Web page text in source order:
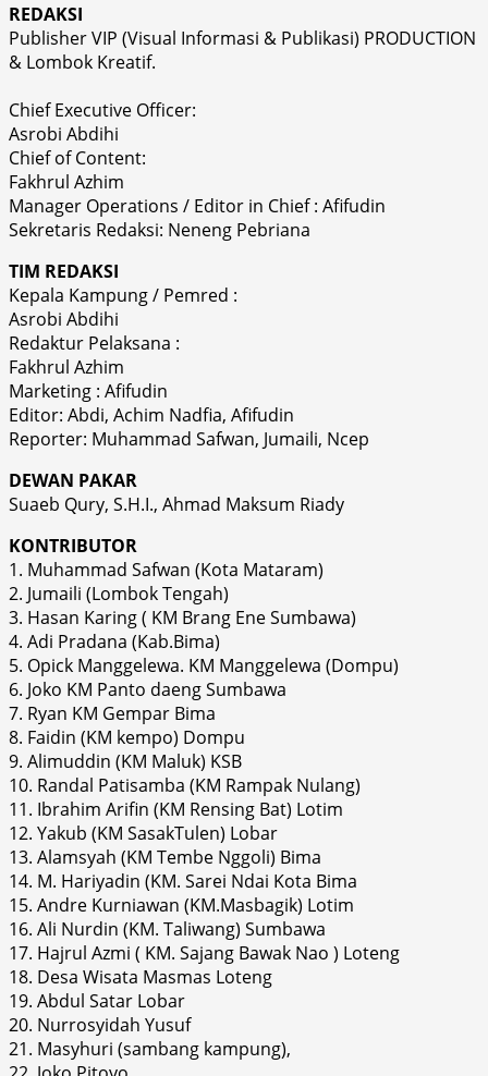
REDAKSI
Publisher VIP (Visual Informasi & Publikasi) PRODUCTION
& Lombok Kreatif.
Chief Executive Officer:
Asrobi Abdihi
Chief of Content:
Fakhrul Azhim
Manager Operations / Editor in Chief : Afifudin
Sekretaris Redaksi: Neneng Pebriana
TIM REDAKSI
Kepala Kampung / Pemred :
Asrobi Abdihi
Redaktur Pelaksana :
Fakhrul Azhim
Marketing : Afifudin
Editor: Abdi, Achim Nadfia, Afifudin
Reporter: Muhammad Safwan, Jumaili, Ncep
DEWAN PAKAR
Suaeb Qury, S.H.I., Ahmad Maksum Riady
KONTRIBUTOR
1. Muhammad Safwan (Kota Mataram)
2. Jumaili (Lombok Tengah)
3. Hasan Karing ( KM Brang Ene Sumbawa)
4. Adi Pradana (Kab.Bima)
5. Opick Manggelewa. KM Manggelewa (Dompu)
6. Joko KM Panto daeng Sumbawa
7. Ryan KM Gempar Bima
8. Faidin (KM kempo) Dompu
9. Alimuddin (KM Maluk) KSB
10. Randal Patisamba (KM Rampak Nulang)
11. Ibrahim Arifin (KM Rensing Bat) Lotim
12. Yakub (KM SasakTulen) Lobar
13. Alamsyah (KM Tembe Nggoli) Bima
14. M. Hariyadin (KM. Sarei Ndai Kota Bima
15. Andre Kurniawan (KM.Masbagik) Lotim
16. Ali Nurdin (KM. Taliwang) Sumbawa
17. Hajrul Azmi ( KM. Sajang Bawak Nao ) Loteng
18. Desa Wisata Masmas Loteng
19. Abdul Satar Lobar
20. Nurrosyidah Yusuf
21. Masyhuri (sambang kampung),